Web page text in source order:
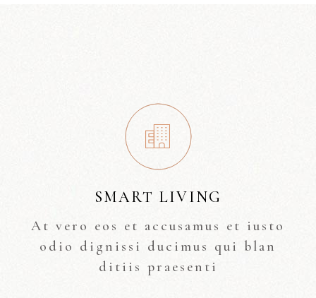
SMART LIVING
At vero eos et accusamus et iusto
odio dignissi ducimus qui blan
ditiis praesenti